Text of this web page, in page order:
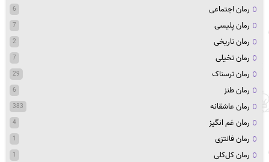
رمان اجتماعی 6
رمان پلیسی 7
رمان تاریخی 2
رمان تخیلی 7
رمان ترسناک 29
رمان طنز 6
رمان عاشقانه 383
رمان غم انگیز 4
رمان فانتزی 1
رمان کل‌کلی 1